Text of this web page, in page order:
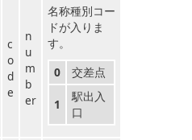
c
o
d
e
n
u
m
b
er
名称種別コー
ドが入りま
す。
0
交差点
1
駅出入
口